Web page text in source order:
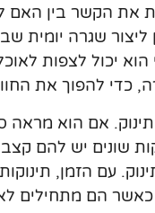
את הקשר בין האם
ליצור שגרה
הוא יכול לצפות
כדי להפוך את
אם הוא מראה
שונים יש להם
עם הזמן,
הם מתחילים